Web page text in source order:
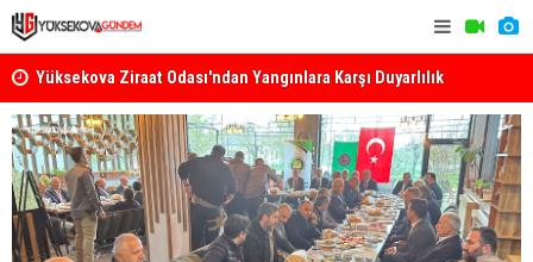
Yüksekova Ziraat Odası'ndan Yangınlara Karşı Duyarlılık
Çağrısı